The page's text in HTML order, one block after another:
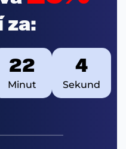
za:
22
Minut
4
Sekund